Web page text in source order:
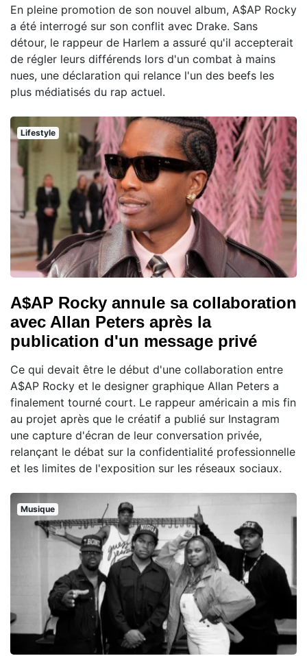
En pleine promotion de son nouvel album, A$AP Rocky
a été interrogé sur son conflit avec Drake. Sans
détour, le rappeur de Harlem a assuré qu'il accepterait
de régler leurs différends lors d'un combat à mains
nues, une déclaration qui relance l'un des beefs les
plus médiatisés du rap actuel.
Lifestyle
A$AP Rocky annule sa collaboration
avec Allan Peters après la
publication d'un message privé
Ce qui devait être le début d'une collaboration entre
A$AP Rocky et le designer graphique Allan Peters a
finalement tourné court. Le rappeur américain a mis fin
au projet après que le créatif a publié sur Instagram
une capture d'écran de leur conversation privée,
relançant le débat sur la confidentialité professionnelle
et les limites de l'exposition sur les réseaux sociaux.
Musique